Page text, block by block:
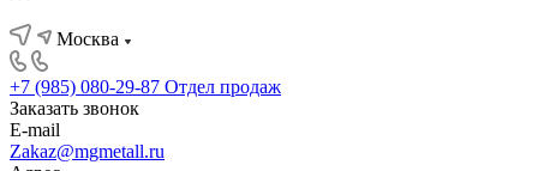
Москва
+7 (985) 080-29-87 Отдел продаж
Заказать звонок
E-mail
Zakaz@mgmetall.ru